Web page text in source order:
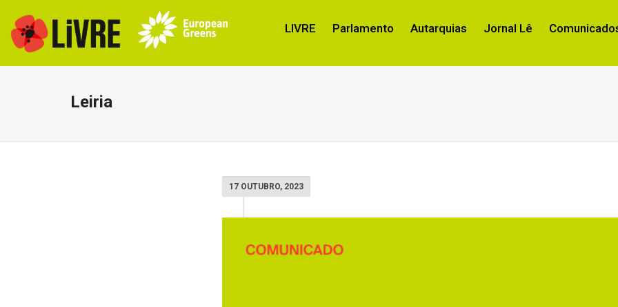
LIVRE Parlamento Autarquias Jornal Lê
Leiria
17 OUTUBRO, 2023